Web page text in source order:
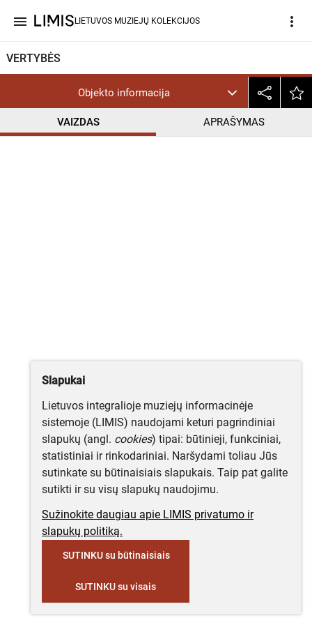
menu LIETUVOS MUZIEJŲ KOLEKCIJOS more_vert
VERTYBĖS
Objekto informacija
VAIZDAS APRAŠYMAS
Slapukai
Lietuvos integralioje muziejų informacinėje
sistemoje (LIMIS) naudojami keturi pagrindiniai
slapukų (angl. cookies) tipai: būtinieji, funkciniai,
statistiniai ir rinkodariniai. Naršydami toliau Jūs
sutinkate su būtinaisiais slapukais. Taip pat galite
sutikti ir su visų slapukų naudojimu.
Sužinokite daugiau apie LIMIS privatumo ir
slapukų politiką.
SUTINKU su būtinaisiais
SUTINKU su visais